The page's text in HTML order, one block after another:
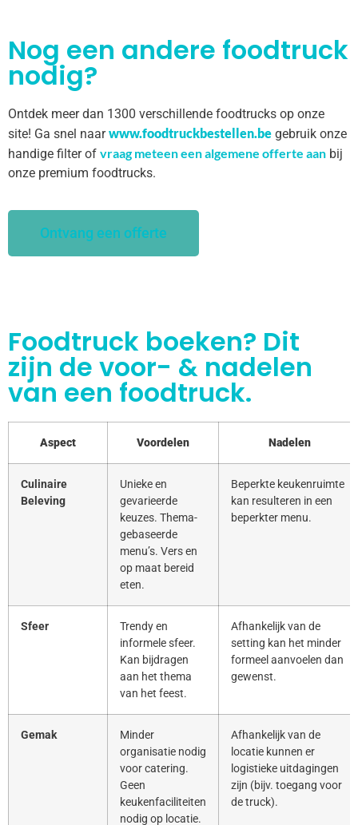
Nog een andere foodtruck
nodig?
Ontdek meer dan 1300 verschillende foodtrucks op onze
site! Ga snel naarwww.foodtruckbestellen.be gebruik onze
handige filter of vraag meteen een algemene offerte aan bij
onze premium foodtrucks.
Ontvang een offerte
Foodtruck boeken? Dit
zijn de voor- & nadelen
van een foodtruck.
Aspect Voordelen Nadelen
Culinaire
Beleving
Unieke en
gevarieerde
keuzes. Thema-
gebaseerde
menu’s. Vers en
op maat bereid
eten.
Beperkte keukenruimte
kan resulteren in een
beperkter menu.
Sfeer
Trendy en
informele sfeer.
Kan bijdragen
aan het thema
van het feest.
Afhankelijk van de
setting kan het minder
formeel aanvoelen dan
gewenst.
Gemak
Minder
organisatie nodig
voor catering.
Geen
keukenfaciliteiten
nodig op locatie.
Afhankelijk van de
locatie kunnen er
logistieke uitdagingen
zijn (bijv. toegang voor
de truck).